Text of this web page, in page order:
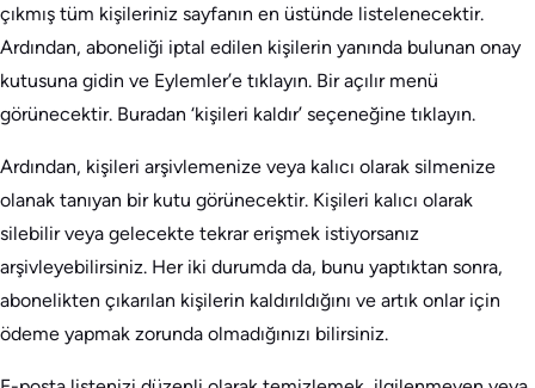
çıkmış tüm kişileriniz sayfanın en üstünde listelenecektir.
Ardından, aboneliği iptal edilen kişilerin yanında bulunan onay
kutusuna gidin ve Eylemler’e tıklayın. Bir açılır menü
görünecektir. Buradan ‘kişileri kaldır’ seçeneğine tıklayın.
Ardından, kişileri arşivlemenize veya kalıcı olarak silmenize
olanak tanıyan bir kutu görünecektir. Kişileri kalıcı olarak
silebilir veya gelecekte tekrar erişmek istiyorsanız
arşivleyebilirsiniz. Her iki durumda da, bunu yaptıktan sonra,
abonelikten çıkarılan kişilerin kaldırıldığını ve artık onlar için
ödeme yapmak zorunda olmadığınızı bilirsiniz.